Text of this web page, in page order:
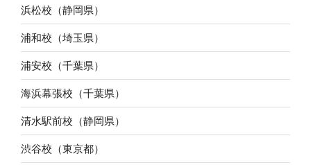
浜松校（静岡県）
浦和校（埼玉県）
浦安校（千葉県）
海浜幕張校（千葉県）
清水駅前校（静岡県）
渋谷校（東京都）